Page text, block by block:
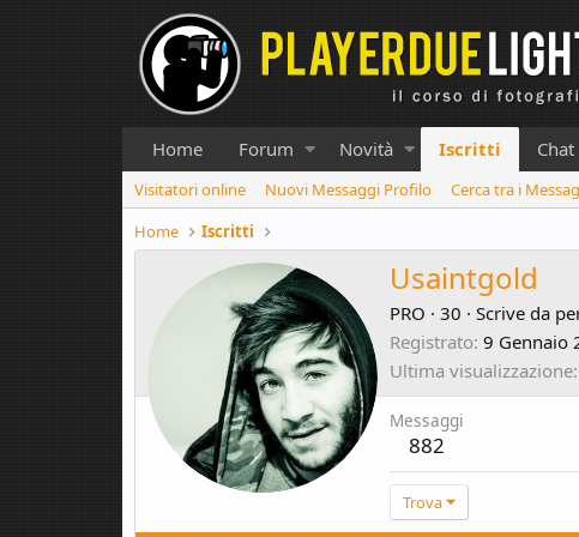
Home Forum Novità Iscritti Chat
Visitatori online Nuovi Messaggi Profilo
Cerca tra i
Home
Iscritti
Usaintgold
PRO · 30 · Scrive da
Registrato 9 Gennaio
Ultima visualizzazione
Messaggi
882
Trova